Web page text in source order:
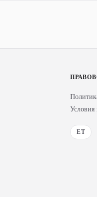
Условия
ET